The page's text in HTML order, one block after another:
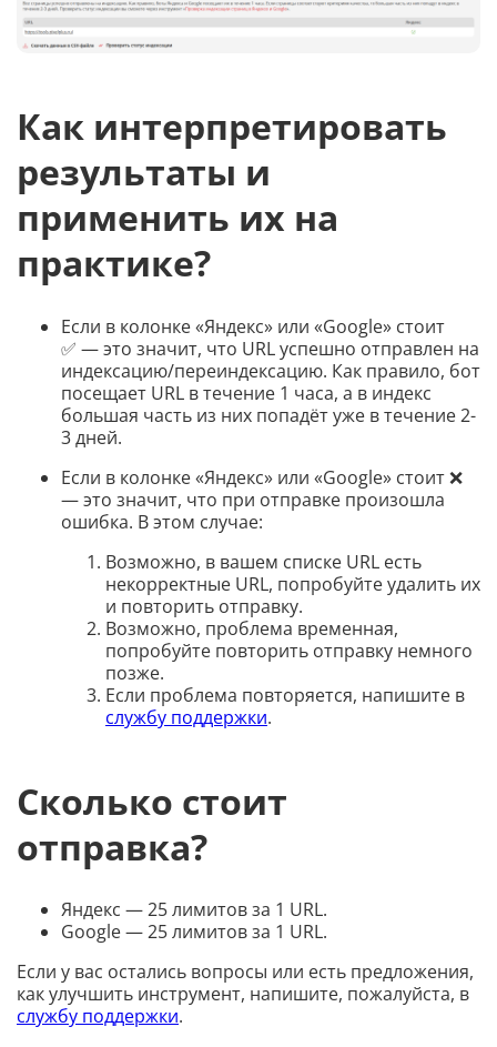
Как интерпретировать
результаты и
применить их на
практике?
Если в колонке «Яндекс» или «Google» стоит
✅ — это значит, что URL успешно отправлен на
индексацию/переиндексацию. Как правило, бот
посещает URL в течение 1 часа, а в индекс
большая часть из них попадёт уже в течение 2-
3 дней.
Если в колонке «Яндекс» или «Google» стоит ❌
— это значит, что при отправке произошла
ошибка. В этом случае:
Возможно, в вашем списке URL есть
некорректные URL, попробуйте удалить их
и повторить отправку.
Возможно, проблема временная,
попробуйте повторить отправку немного
позже.
Если проблема повторяется, напишите в
службу поддержки.
Сколько стоит
отправка?
Яндекс — 25 лимитов за 1 URL.
Google — 25 лимитов за 1 URL.
Если у вас остались вопросы или есть предложения,
как улучшить инструмент, напишите, пожалуйста, в
службу поддержки.